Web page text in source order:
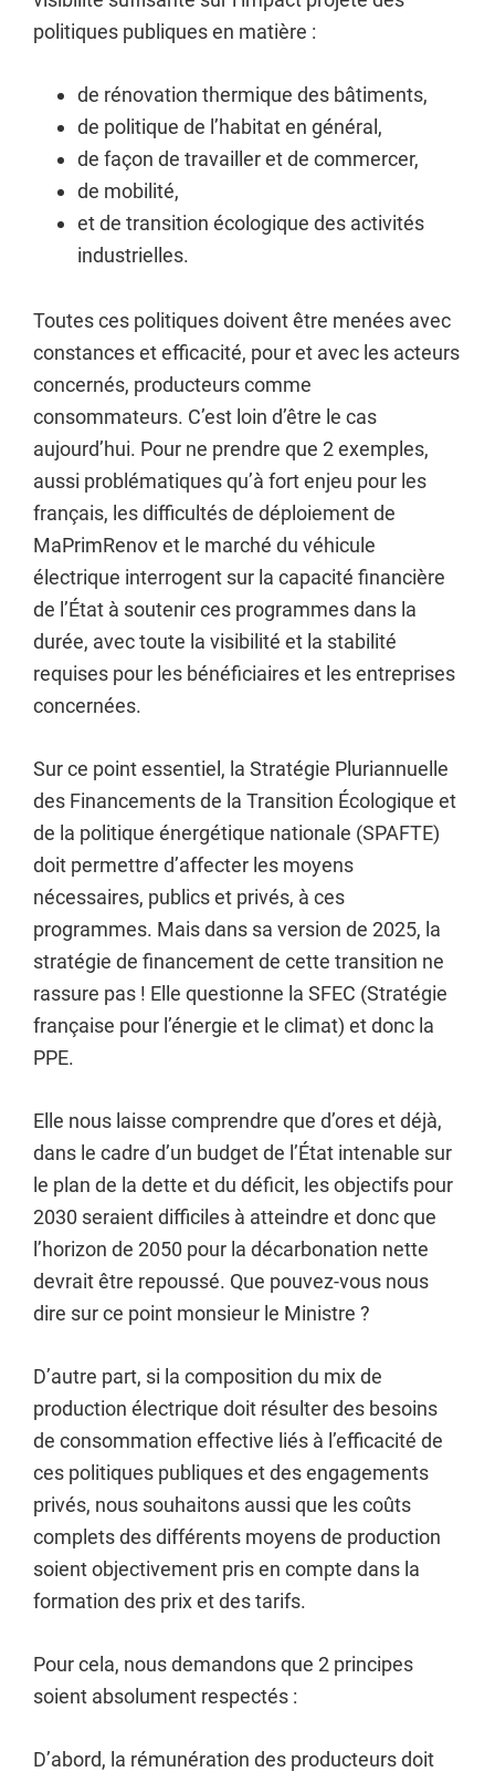
politiques publiques en matière :
de rénovation thermique des bâtiments,
de politique de l’habitat en général,
de façon de travailler et de commercer,
de mobilité,
et de transition écologique des activités
industrielles.
Toutes ces politiques doivent être menées avec
constances et efficacité, pour et avec les acteurs
concernés, producteurs comme
consommateurs. C’est loin d’être le cas
aujourd’hui. Pour ne prendre que 2 exemples,
aussi problématiques qu’à fort enjeu pour les
français, les difficultés de déploiement de
MaPrimRenov et le marché du véhicule
électrique interrogent sur la capacité financière
de l’État à soutenir ces programmes dans la
durée, avec toute la visibilité et la stabilité
requises pour les bénéficiaires et les entreprises
concernées.
Sur ce point essentiel, la Stratégie Pluriannuelle
des Financements de la Transition Écologique et
de la politique énergétique nationale (SPAFTE)
doit permettre d’affecter les moyens
nécessaires, publics et privés, à ces
programmes. Mais dans sa version de 2025, la
stratégie de financement de cette transition ne
rassure pas ! Elle questionne la SFEC (Stratégie
française pour l’énergie et le climat) et donc la
PPE.
Elle nous laisse comprendre que d’ores et déjà,
dans le cadre d’un budget de l’État intenable sur
le plan de la dette et du déficit, les objectifs pour
2030 seraient difficiles à atteindre et donc que
l’horizon de 2050 pour la décarbonation nette
devrait être repoussé. Que pouvez-vous nous
dire sur ce point monsieur le Ministre ?
D’autre part, si la composition du mix de
production électrique doit résulter des besoins
de consommation effective liés à l’efficacité de
ces politiques publiques et des engagements
privés, nous souhaitons aussi que les coûts
complets des différents moyens de production
soient objectivement pris en compte dans la
formation des prix et des tarifs.
Pour cela, nous demandons que 2 principes
soient absolument respectés :
D’abord, la rémunération des producteurs doit